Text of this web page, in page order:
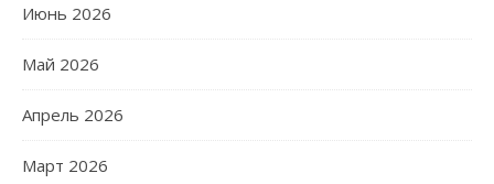
Июнь 2026
Май 2026
Апрель 2026
Март 2026